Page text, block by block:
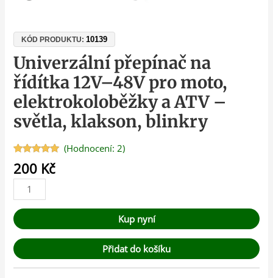
KÓD PRODUKTU:10139
Univerzální přepínač na
řídítka 12V–48V pro moto,
elektrokoloběžky a ATV –
světla, klakson, blinkry
Hodnoceno
5.00z 5 na
základě
2
hodnocení
zákazníků
(Hodnocení:2)
200 Kč
Kup nyní
Přidat do košíku